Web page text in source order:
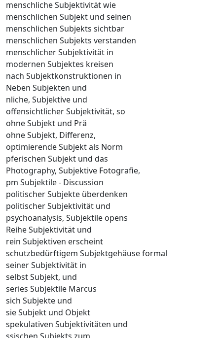
menschliche Subjektivität wie
menschlichen Subjekt und seinen
menschlichen Subjekts sichtbar
menschlichen Subjekts verstanden
menschlicher Subjektivität in
modernen Subjektes kreisen
nach Subjektkonstruktionen in
Neben Subjekten und
nliche, Subjektive und
offensichtlicher Subjektivität, so
ohne Subjekt und Prä
ohne Subjekt, Differenz,
optimierende Subjekt als Norm
pferischen Subjekt und das
Photography, Subjektive Fotografie,
pm Subjektile - Discussion
politischer Subjekte überdenken
politischer Subjektivität und
psychoanalysis, Subjektile opens
Reihe Subjektivität und
rein Subjektiven erscheint
schutzbedürftigem Subjektgehäuse formal
seiner Subjektivität in
selbst Subjekt, und
series Subjektile Marcus
sich Subjekte und
sie Subjekt und Objekt
spekulativen Subjektivitäten und